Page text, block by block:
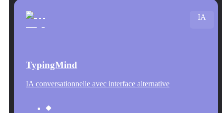
TypingMind
IA conversationnelle avec interface alternative
IA